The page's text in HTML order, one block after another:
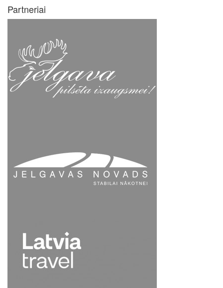
Partneriai